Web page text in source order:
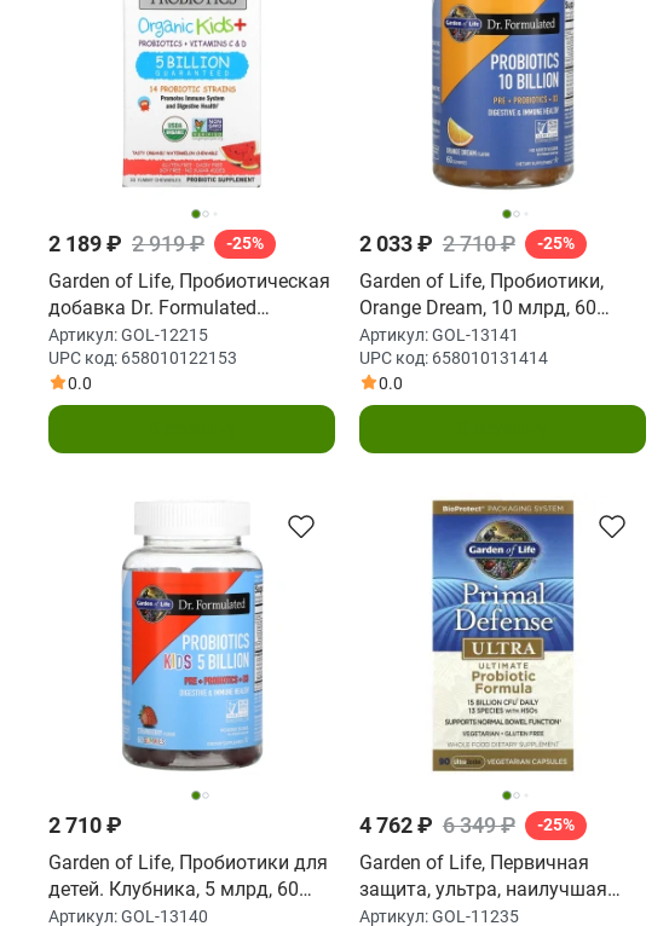
2 189 ₽ 2 919 ₽ -25%
Garden of Life, Пробиотическая
добавка Dr. Formulated
Probiotics, Organic Kids +,
пробиотики и витамины C и D,
5 млрд, вкусный органический
арбуз, 30 вкусных
жевательных драже
Артикул:GOL-12215
UPC код: 658010122153
0.0
2 033 ₽ 2 710 ₽ -25%
Garden of Life, Пробиотики,
Orange Dream, 10 млрд, 60
жевательных таблеток
Артикул:GOL-13141
UPC код: 658010131414
0.0
2 710 ₽
Garden of Life, Пробиотики для
детей. Клубника, 5 млрд, 60
жевательных таблеток
Артикул:GOL-13140
4 762 ₽ 6 349 ₽ -25%
Garden of Life, Первичная
защита, ультра, наилучшая
пробиотическая формула, 90
Артикул:GOL-11235